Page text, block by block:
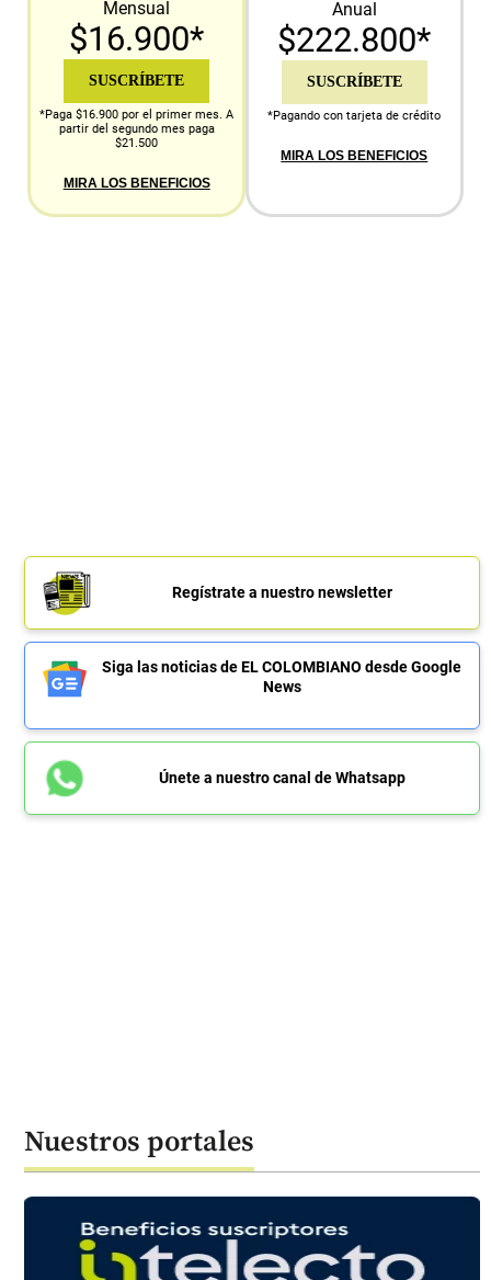
Mensual
$16.900*
SUSCRÍBETE
*Paga $16.900 por el primer mes. A
partir del segundo mes paga
$21.500
MIRA LOS BENEFICIOS
Anual
$222.800*
SUSCRÍBETE
*Pagando con tarjeta de crédito
MIRA LOS BENEFICIOS
Regístrate a nuestro newsletter
Siga las noticias de EL COLOMBIANO desde Google
News
Únete a nuestro canal de Whatsapp
Nuestros portales